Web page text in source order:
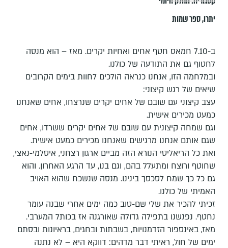
יתרו,ספר שמות
ב-7.10 חמאס חטף אחים ואחיות יקרים. מאז – הוא מנסה
לחטוף גם את התודעה של כולנו.
ובמלחמה הזו, אנחנו כנראה הולכים לחוות בימים הקרובים
שיאים של רגש קיצוני:
עצב קיצוני עם שובם של אחים יקרים שנרצחו, אחים שאנחנו
כמעט מכירים אישית.
וגם שמחה קיצונית עם שובם של אחים יקרים ששרדו, אחים
שגם אותם אנחנו מרגישים שאנחנו מכירים כמעט אישית.
ואת כל הריאליטי הנורא הזה מביים ארגון רצחני, איסלמי-נאצי,
שחוטף ורוצח ומתעלל בהם, וגם בנו, עד הרגע האחרון. והוא
גם כל כך שמח לסכסך בינינו. מנסה שנשכח שהוא האויב
האמיתי של כולנו.
זכיתי להכיר את שלי שם-טוב כמה ימים אחרי שבנה עומר
נחטף. נפגשנו בתפילה גדולה שאורגנה אז בכותל המערבי.
מאז, באינספור הזדמנויות, בשבתות ובחגים, בראיונות ובסתם
ימים של חול, ראיתי דבר מדהים: דווקא היא – לא נתנה